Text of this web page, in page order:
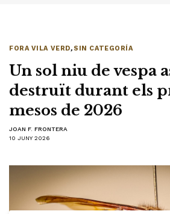
FORA VILA VERD,SIN CATEGORÍA
Un sol niu de vespa
destruït durant els
mesos de 2026
JOAN F. FRONTERA
10 JUNY 2026